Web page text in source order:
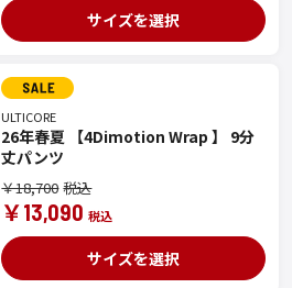
サイズを選択
ULTICORE
26年春夏 【4Dimotion Wrap 】 9分
丈パンツ
￥18,700
￥13,090
サイズを選択